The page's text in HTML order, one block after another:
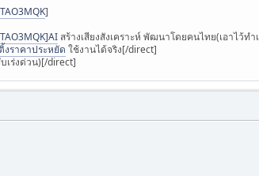
]
สร้างเสียงสังเคราะห์ พัฒนาโดยคนไทย(เอาไว้ท
งราคาประหยัด ใช้งานได้จริง[/direct]
เร่งด่วน)[/direct]